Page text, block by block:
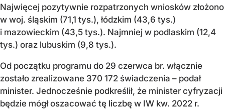
Najwięcej pozytywnie rozpatrzonych wniosków złożono
w woj. śląskim (71,1 tys.), łódzkim (43,6 tys.)
i mazowieckim (43,5 tys.). Najmniej w podlaskim (12,4
tys.) oraz lubuskim (9,8 tys.).
Od początku programu do 29 czerwca br. włącznie
zostało zrealizowane 370 172 świadczenia – podał
minister. Jednocześnie podkreślił, że minister cyfryzacji
będzie mógł oszacować tę liczbę w IW kw. 2022 r.